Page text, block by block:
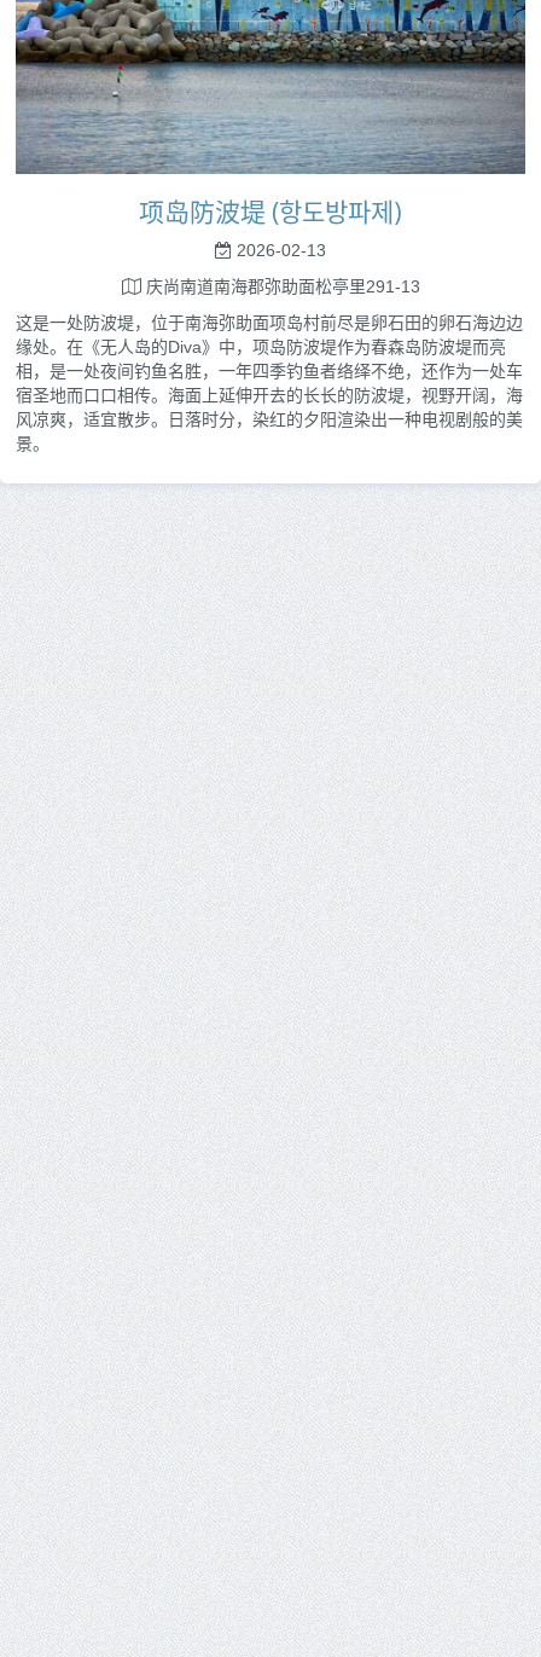
项岛防波堤 (항도방파제)
2026-02-13
庆尚南道南海郡弥助面松亭里291-13
这是一处防波堤，位于南海弥助面项岛村前尽是卵石田的卵石海边边
缘处。在《无人岛的Diva》中，项岛防波堤作为春森岛防波堤而亮
相，是一处夜间钓鱼名胜，一年四季钓鱼者络绎不绝，还作为一处车
宿圣地而口口相传。海面上延伸开去的长长的防波堤，视野开阔，海
风凉爽，适宜散步。日落时分，染红的夕阳渲染出一种电视剧般的美
景。